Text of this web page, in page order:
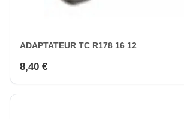
ADAPTATEUR TC R178 16 12
8,40 €